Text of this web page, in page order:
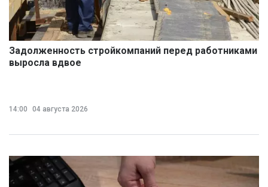
Задолженность стройкомпаний перед работниками
выросла вдвое
14:00 04 августа 2026